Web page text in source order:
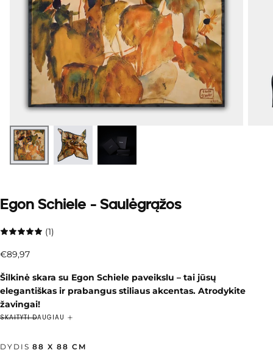
Egon Schiele - Saulėgrąžos
(1)
€89,97
Įprasta
€89,97
Šilkinė skara su Egon Schiele paveikslu – tai jūsų
elegantiškas ir prabangus stiliaus akcentas. Atrodykite
žavingai!
Egon Schiele – ekspresionizmo maištininkas, atskleidęs
šokis, kuriame kiekvienas potėpis pulsuoja emocijomis ir vidine
SKAITYTI DAUGIAU
DYDIS 88 X 88 CM